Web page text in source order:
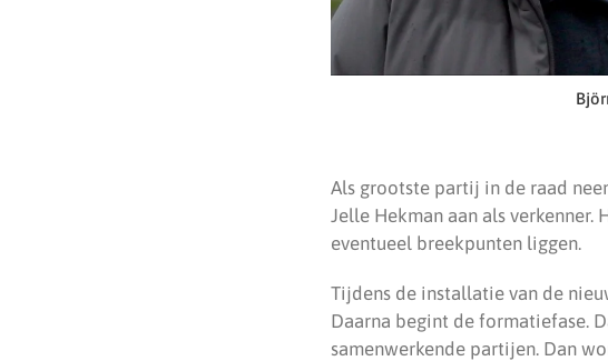
Als grootste partij in de raad
Jelle Hekman aan als
eventueel breekpunten liggen.
Tijdens de installatie van de
Daarna begint de formatiefase.
samenwerkende partijen. Dan